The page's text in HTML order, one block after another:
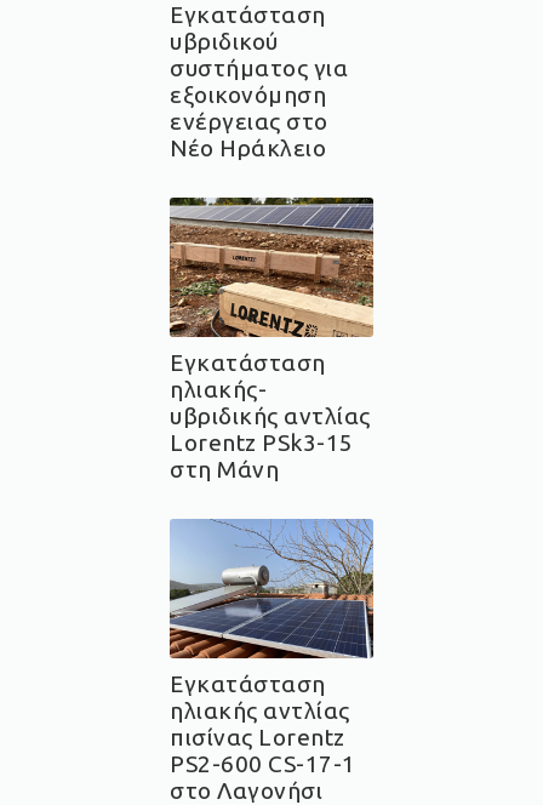
Εγκατάσταση
υβριδικού
συστήματος για
εξοικονόμηση
ενέργειας στο
Νέο Ηράκλειο
Εγκατάσταση
ηλιακής-
υβριδικής αντλίας
Lorentz PSk3-15
στη Μάνη
Εγκατάσταση
ηλιακής αντλίας
πισίνας Lorentz
PS2-600 CS-17-1
στο Λαγονήσι